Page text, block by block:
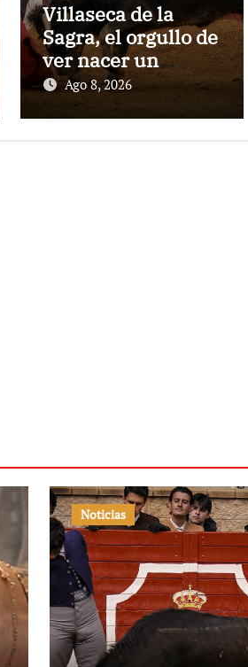
Villaseca de la
Sagra, el orgullo de
ver nacer un
torero:Gorka Jerez
debutará vestido
Ago 8, 2026
Noticias